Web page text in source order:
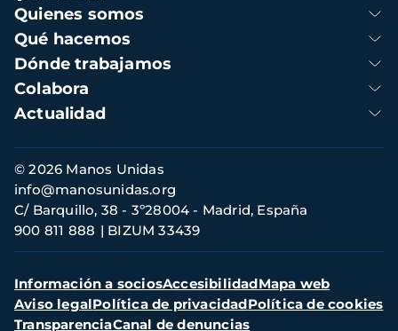
Navegación
principal
Quienes somos
Qué hacemos
Dónde trabajamos
Colabora
Actualidad
Información
de
contacto
© 2026 Manos Unidas
C/ Barquillo, 38 - 3º28004 - Madrid, España
900 811 888
BIZUM 33439
info@manosunidas.org
Menú
secundario
Información a sociosAccesibilidadMapa web
Aviso legalPolítica de privacidadPolítica de cookies
TransparenciaCanal de denuncias